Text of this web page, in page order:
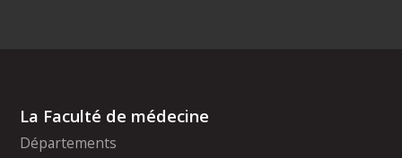
La Faculté de médecine
Départements